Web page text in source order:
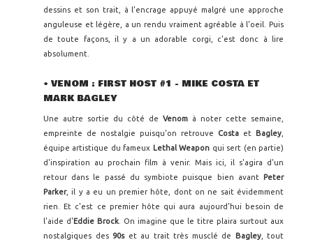
dessins et son trait, à l'encrage appuyé malgré une approche
anguleuse et légère, a un rendu vraiment agréable à l'oeil. Puis
de toute façons, il y a un adorable corgi, c'est donc à lire
absolument.
• VENOM : FIRST HOST #1 - MIKE COSTA ET
MARK BAGLEY
Une autre sortie du côté de Venom à noter cette semaine,
empreinte de nostalgie puisqu'on retrouve Costa et Bagley
équipe artistique du fameux Lethal Weapon qui sert (en partie)
d'inspiration au prochain film à venir. Mais ici, il s'agira d'un
retour dans le passé du symbiote puisque bien avant Peter
Parker, il y a eu un premier hôte, dont on ne sait évidemment
rien. Et c'est ce premier hôte qui aura aujourd'hui besoin de
l'aide d'Eddie Brock . On imagine que le titre plaira surtout aux
nostalgiques des 90s et au trait très musclé de Bagley, tout